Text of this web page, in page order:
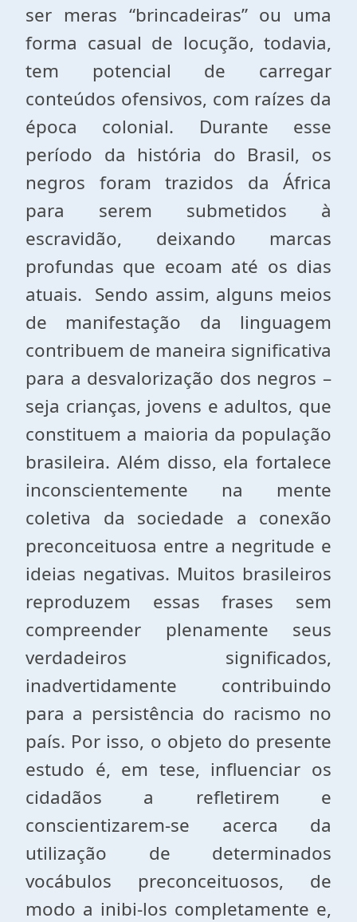
ser meras “brincadeiras” ou uma
forma casual de locução, todavia,
tem potencial de carregar
conteúdos ofensivos, com raízes da
época colonial. Durante esse
período da história do Brasil, os
negros foram trazidos da África
para serem submetidos à
escravidão, deixando marcas
profundas que ecoam até os dias
atuais. Sendo assim, alguns meios
de manifestação da linguagem
contribuem de maneira significativa
para a desvalorização dos negros –
seja crianças, jovens e adultos, que
constituem a maioria da população
brasileira. Além disso, ela fortalece
inconscientemente na mente
coletiva da sociedade a conexão
preconceituosa entre a negritude e
ideias negativas. Muitos brasileiros
reproduzem essas frases sem
compreender plenamente seus
verdadeiros significados,
inadvertidamente contribuindo
para a persistência do racismo no
país. Por isso, o objeto do presente
estudo é, em tese, influenciar os
cidadãos a refletirem e
conscientizarem-se acerca da
utilização de determinados
vocábulos preconceituosos, de
modo a inibi-los completamente e,